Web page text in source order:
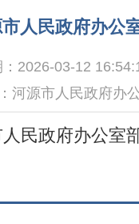
人民政府办公
：2026-03-12
河源市人民政府办
人民政府办公室